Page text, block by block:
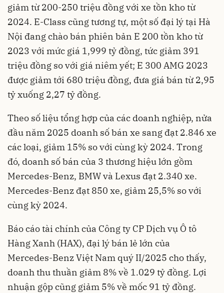
giảm từ 200-250 triệu đồng với xe tồn kho từ
2024. E-Class cũng tương tự, một số đại lý tại Hà
Nội đang chào bán phiên bản E 200 tồn kho từ
2023 với mức giá 1,999 tỷ đồng, tức giảm 391
triệu đồng so với giá niêm yết; E 300 AMG 2023
được giảm tới 680 triệu đồng, đưa giá bán từ 2,95
tỷ xuống 2,27 tỷ đồng.
Theo số liệu tổng hợp của các doanh nghiệp, nửa
đầu năm 2025 doanh số bán xe sang đạt 2.846 xe
các loại, giảm 15% so với cùng kỳ 2024. Trong
đó, doanh số bán của 3 thương hiệu lớn gồm
Mercedes-Benz, BMW và Lexus đạt 2.340 xe.
Mercedes-Benz đạt 850 xe, giảm 25,5% so với
cùng kỳ 2024.
Báo cáo tài chính của Công ty CP Dịch vụ Ô tô
Hàng Xanh (HAX), đại lý bán lẻ lớn của
Mercedes-Benz Việt Nam quý II/2025 cho thấy,
doanh thu thuần giảm 8% về 1.029 tỷ đồng. Lợi
nhuận gộp cũng giảm 5% về mốc 91 tỷ đồng.